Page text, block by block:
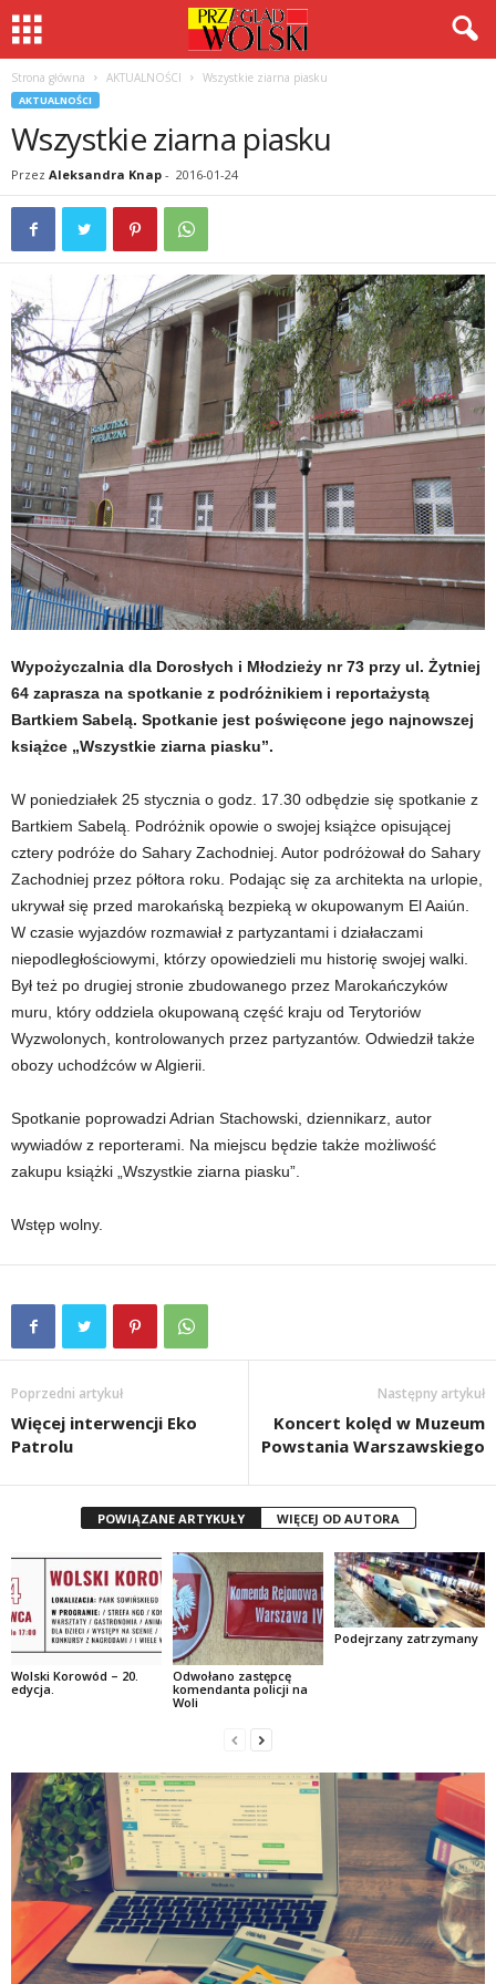
Strona główna AKTUALNOŚCI Wszystkie ziarna piasku
AKTUALNOŚCI
Wszystkie ziarna piasku
Przez Aleksandra Knap - 2016-01-24
Wypożyczalnia dla Dorosłych i Młodzieży nr 73 przy ul. Żytniej
64 zaprasza na spotkanie z podróżnikiem i reportażystą
Bartkiem Sabelą. Spotkanie jest poświęcone jego najnowszej
książce „Wszystkie ziarna piasku”.
W poniedziałek 25 stycznia o godz. 17.30 odbędzie się spotkanie z
Bartkiem Sabelą. Podróżnik opowie o swojej książce opisującej
cztery podróże do Sahary Zachodniej. Autor podróżował do Sahary
Zachodniej przez półtora roku. Podając się za architekta na urlopie,
ukrywał się przed marokańską bezpieką w okupowanym El Aaiún.
W czasie wyjazdów rozmawiał z partyzantami i działaczami
niepodległościowymi, którzy opowiedzieli mu historię swojej walki.
Był też po drugiej stronie zbudowanego przez Marokańczyków
muru, który oddziela okupowaną część kraju od Terytoriów
Wyzwolonych, kontrolowanych przez partyzantów. Odwiedził także
obozy uchodźców w Algierii.
Spotkanie poprowadzi Adrian Stachowski, dziennikarz, autor
wywiadów z reporterami. Na miejscu będzie także możliwość
zakupu książki „Wszystkie ziarna piasku”.
Wstęp wolny.
Poprzedni artykuł
Więcej interwencji Eko
Patrolu
Następny artykuł
Koncert kolęd w Muzeum
Powstania Warszawskiego
POWIĄZANE ARTYKUŁY WIĘCEJ OD AUTORA
Wolski Korowód – 20.
edycja.
Odwołano zastępcę
komendanta policji na
Woli
Podejrzany zatrzymany